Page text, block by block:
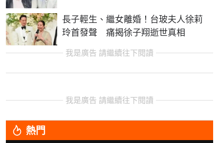
長子輕生、繼女離婚！台玻夫人徐莉
玲首發聲 痛揭徐子翔逝世真相
我是廣告 請繼續往下閱讀
我是廣告 請繼續往下閱讀
熱門